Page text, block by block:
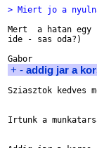
> Miert jo a
Mert  a hatan
ide - sas oda?)
+ - addig jar a
Sziasztok kedves
Irtunk a